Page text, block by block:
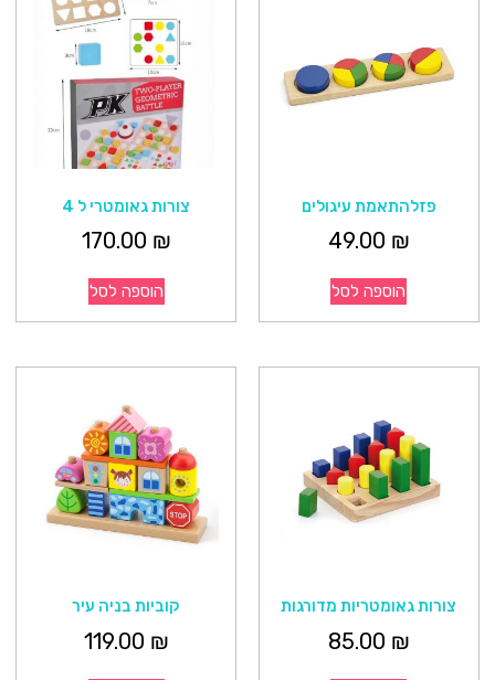
פזלהתאמת עיגולים
49.00 ₪
הוספה לסל
צורות גאומטרי ל 4
170.00 ₪
הוספה לסל
צורות גאומטריות מדורגות
85.00 ₪
קוביות בניה עיר
119.00 ₪